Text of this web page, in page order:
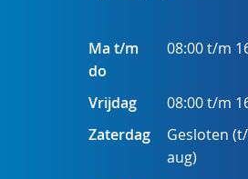
Ma t/m
do
08:00 t/m
Vrijdag
08:00 t/m
Zaterdag
Gesloten
aug)